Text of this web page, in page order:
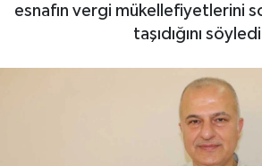
esnafın vergi mükellefiyetlerini
taşıdığını
Güncel
Gündem